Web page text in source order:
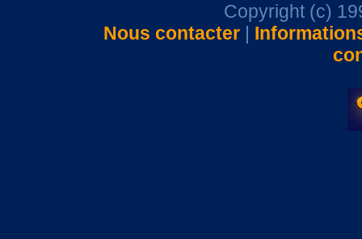
Copyright (c)
Nous contacter|